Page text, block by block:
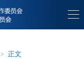
> 正文